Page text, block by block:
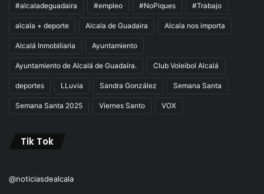
#alcaladeguadaira #empleo #NoPiques #Trabajo
alcala + deporte Alcala de Guadaira Alcala nos importa
Alcalá Inmobiliaria Ayuntamiento
Ayuntamiento de Alcalá de Guadaíra. Club Voleibol Alcalá
deportes LLuvia Sandra González Semana Santa
Semana Santa 2025 Viernes Santo VOX
Tik Tok
@noticiasdealcala